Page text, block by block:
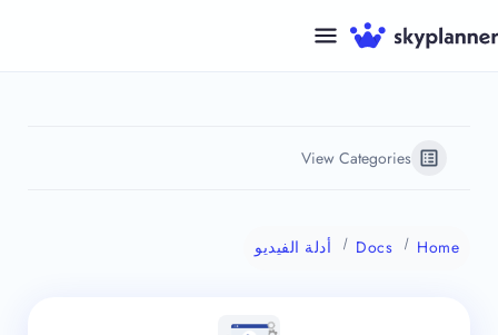
إلى
View Categories
Home
Docs أدلة الفيديو